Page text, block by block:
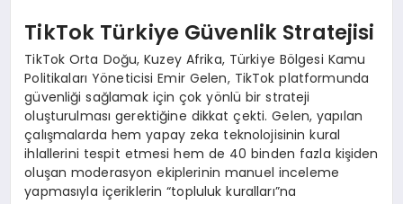
TikTok Türkiye Güvenlik Stratejisi
TikTok Orta Doğu, Kuzey Afrika, Türkiye Bölgesi Kamu
Politikaları Yöneticisi Emir Gelen, TikTok platformunda
güvenliği sağlamak için çok yönlü bir strateji
oluşturulması gerektiğine dikkat çekti. Gelen, yapılan
çalışmalarda hem yapay zeka teknolojisinin kural
ihlallerini tespit etmesi hem de 40 binden fazla kişiden
oluşan moderasyon ekiplerinin manuel inceleme
yapmasıyla içeriklerin “topluluk kuralları”na